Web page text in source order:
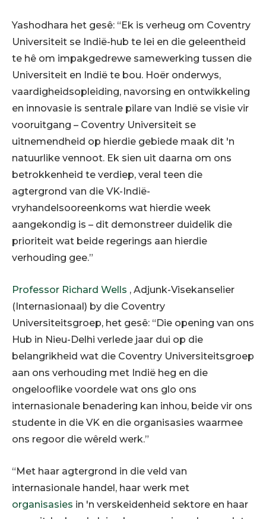
Yashodhara het gesê: “Ek is verheug om Coventry
Universiteit se Indië-hub te lei en die geleentheid
te hê om impakgedrewe samewerking tussen die
Universiteit en Indië te bou. Hoër onderwys,
vaardigheidsopleiding, navorsing en ontwikkeling
en innovasie is sentrale pilare van Indië se visie vir
vooruitgang – Coventry Universiteit se
uitnemendheid op hierdie gebiede maak dit 'n
natuurlike vennoot. Ek sien uit daarna om ons
betrokkenheid te verdiep, veral teen die
agtergrond van die VK-Indië-
vryhandelsooreenkoms wat hierdie week
aangekondig is – dit demonstreer duidelik die
prioriteit wat beide regerings aan hierdie
verhouding gee.”
Professor Richard Wells , Adjunk-Visekanselier
(Internasionaal) by die Coventry
Universiteitsgroep, het gesê: “Die opening van ons
Hub in Nieu-Delhi verlede jaar dui op die
belangrikheid wat die Coventry Universiteitsgroep
aan ons verhouding met Indië heg en die
ongelooflike voordele wat ons glo ons
internasionale benadering kan inhou, beide vir ons
studente in die VK en die organisasies waarmee
ons regoor die wêreld werk.”
“Met haar agtergrond in die veld van
internasionale handel, haar werk met
organisasies in 'n verskeidenheid sektore en haar